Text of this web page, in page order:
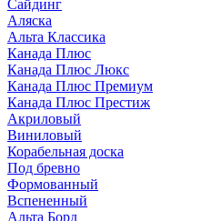
Сайдинг
Аляска
Альта Классика
Канада Плюс
Канада Плюс Люкс
Канада Плюс Премиум
Канада Плюс Престиж
Акриловый
Виниловый
Корабельная доска
Под бревно
Формованный
Вспененный
Альта Борд